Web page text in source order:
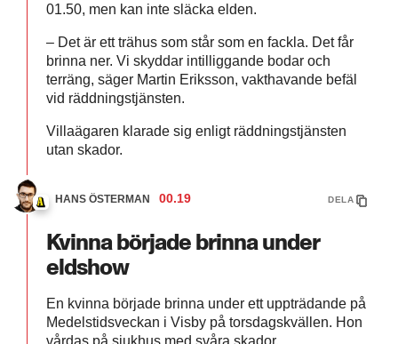
01.50, men kan inte släcka elden.
– Det är ett trähus som står som en fackla. Det får
brinna ner. Vi skyddar intilliggande bodar och
terräng, säger Martin Eriksson, vakthavande befäl
vid räddningstjänsten.
Villaägaren klarade sig enligt räddningstjänsten
utan skador.
HANS ÖSTERMAN 00.19 DELA
Kvinna började brinna under
eldshow
En kvinna började brinna under ett uppträdande på
Medelstidsveckan i Visby på torsdagskvällen. Hon
vårdas på sjukhus med svåra skador.